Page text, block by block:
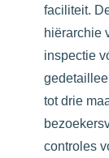
faciliteit.
hiërarchie
inspectie
tot drie
controles